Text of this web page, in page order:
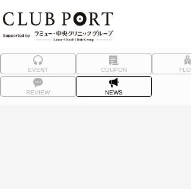
EVENT COUPON
REVIEW NEWS